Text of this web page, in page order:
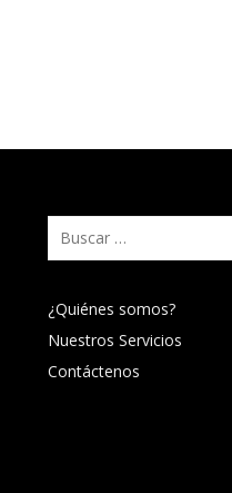
Buscar:
¿Quiénes somos?
Nuestros Servicios
Contáctenos